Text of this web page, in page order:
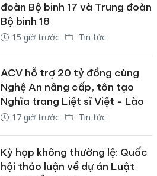
đoàn Bộ binh 17 và Trung đoàn
Bộ binh 18
15 giờ trước Tin tức
ACV hỗ trợ 20 tỷ đồng cùng
Nghệ An nâng cấp, tôn tạo
Nghĩa trang Liệt sĩ Việt - Lào
17 giờ trước Tin tức
Kỳ họp không thường lệ: Quốc
hội thảo luận về dự án Luật